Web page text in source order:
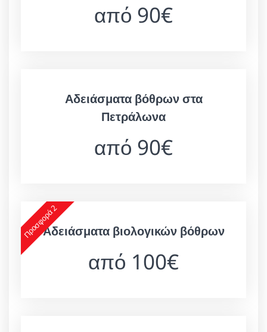
από 90€
Αδειάσματα βόθρων στα
Πετράλωνα
από 90€
Προσφορά 2Αδειάσματα βιολογικών βόθρων
από 100€